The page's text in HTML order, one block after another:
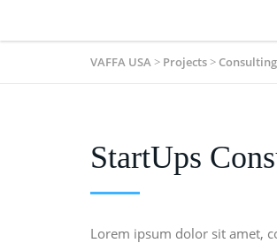
VAFFA USA> Projects> Consulting
StartUps
Lorem ipsum dolor sit amet,